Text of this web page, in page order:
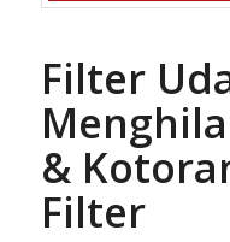
Filter
&
Filter